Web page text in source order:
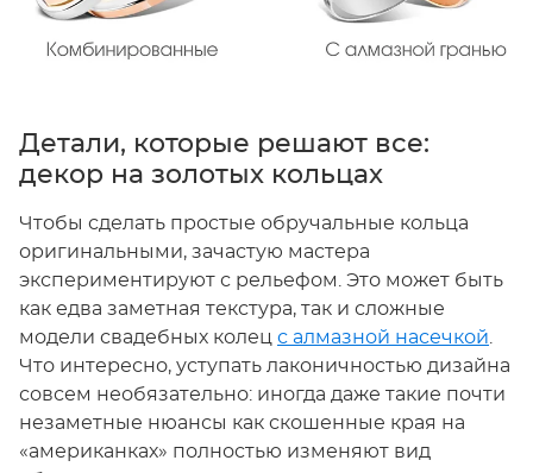
Детали, которые решают все:
декор на золотых кольцах
Чтобы сделать простые обручальные кольца
оригинальными, зачастую мастера
экспериментируют с рельефом. Это может быть
как едва заметная текстура, так и сложные
модели свадебных колец с алмазной насечкой.
Что интересно, уступать лаконичностью дизайна
совсем необязательно: иногда даже такие почти
незаметные нюансы как скошенные края на
«американках» полностью изменяют вид